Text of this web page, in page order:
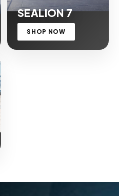
SEALION 7
SHOP NOW